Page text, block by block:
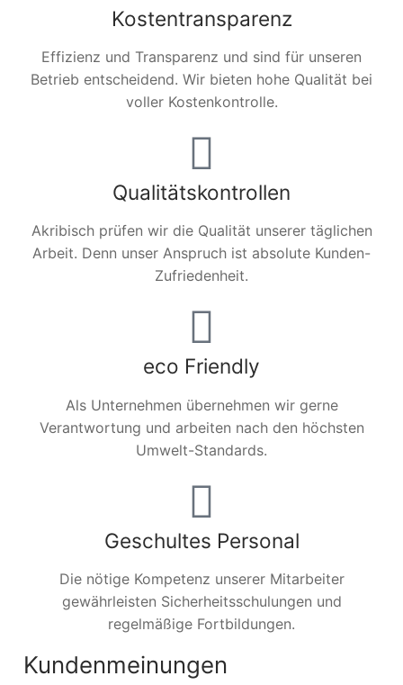
Kostentransparenz
Effizienz und Transparenz und sind für unseren
Betrieb entscheidend. Wir bieten hohe Qualität bei
voller Kostenkontrolle.
Qualitätskontrollen
Akribisch prüfen wir die Qualität unserer täglichen
Arbeit. Denn unser Anspruch ist absolute Kunden-
Zufriedenheit.
eco Friendly
Als Unternehmen übernehmen wir gerne
Verantwortung und arbeiten nach den höchsten
Umwelt-Standards.
Geschultes Personal
Die nötige Kompetenz unserer Mitarbeiter
gewährleisten Sicherheitsschulungen und
regelmäßige Fortbildungen.
Kundenmeinungen